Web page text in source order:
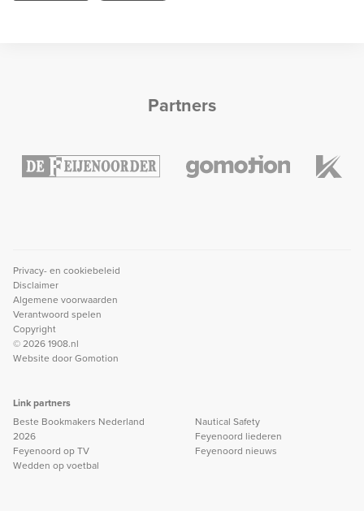
Partners
Privacy- en cookiebeleid
Disclaimer
Algemene voorwaarden
Verantwoord spelen
Copyright
© 2026 1908.nl
Website doorGomotion
Link partners
Beste Bookmakers Nederland
2026
Feyenoord op TV
Wedden op voetbal
Nautical Safety
Feyenoord liederen
Feyenoord nieuws